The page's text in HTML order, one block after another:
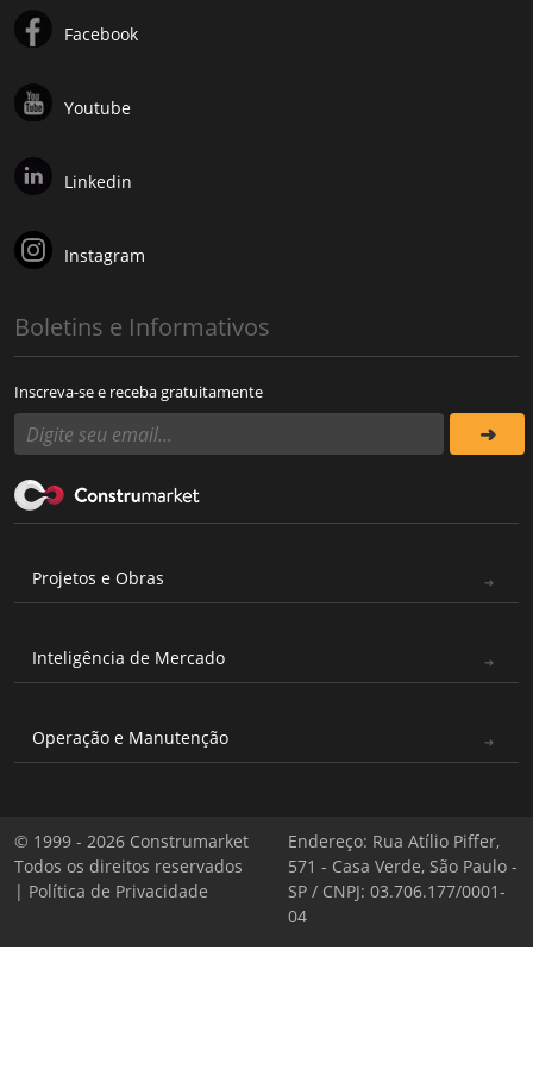
Facebook
Youtube
Linkedin
Instagram
Boletins e Informativos
Inscreva-se e receba gratuitamente
Projetos e Obras
Inteligência de Mercado
Operação e Manutenção
© 1999 - 2026 Construmarket
Todos os direitos reservados
| Política de Privacidade
Endereço: Rua Atílio Piffer,
571 - Casa Verde, São Paulo -
SP / CNPJ: 03.706.177/0001-
04